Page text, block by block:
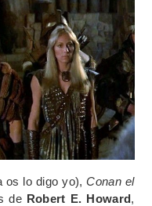
os lo digo yo),Conan el
de Robert E. Howard,